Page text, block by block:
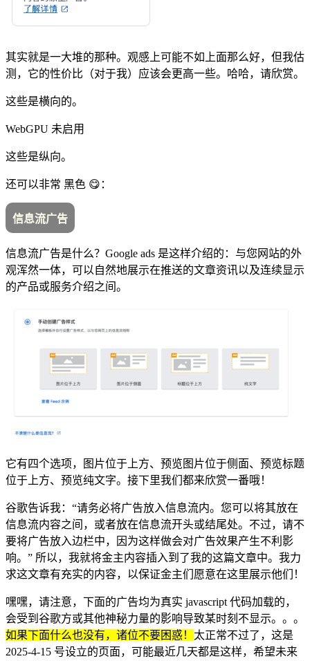
其实就是一大堆的那种。观感上可能不如上面那么好，但我估
测，它的性价比（对于我）应该会更高一些。哈哈，请欣赏。
这些是横向的。
WebGPU 未启用
这些是纵向。
还可以非常 黑色 😋：
信息流广告
信息流广告是什么？Google ads 是这样介绍的：与您网站的外
观浑然一体，可以自然地展示在推送的文章资讯以及连续显示
的产品或服务介绍之间。
它有四个选项，图片位于上方、预览图片位于侧面、预览标题
位于上方、预览纯文字。接下里我们都来欣赏一番哦！
谷歌告诉我：“请务必将广告放入信息流内。您可以将其放在
信息流内容之间，或者放在信息流开头或结尾处。不过，请不
要将广告放入边栏中，因为这样做会对广告效果产生不利影
响。” 所以，我就将金主内容插入到了我的这篇文章中。我力
求这文章有充实的内容，以保证金主们愿意在这里展示他们！
嘿嘿，请注意，下面的广告均为真实 javascript 代码加载的，
会受到谷歌方或其他神秘力量的影响导致某时刻不显示。。。
如果下面什么也没有，诸位不要困惑！ 太正常不过了，这是
2025-4-15 号设立的页面，可能最近几天都是这样，希望未来